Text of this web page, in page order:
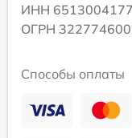
ИНН
ОГРН
Способы оплаты